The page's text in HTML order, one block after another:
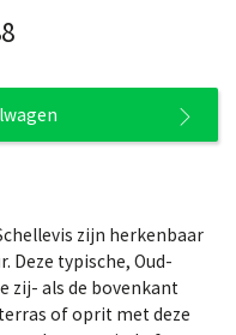
zijn herkenbaar
Deze typische, Oud-
zij- als de bovenkant
of oprit met deze